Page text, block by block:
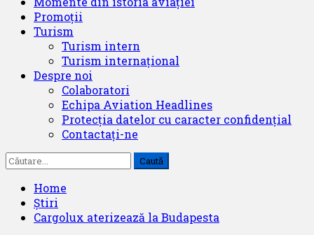
Promoții
Turism
Turism intern
Turism internațional
Despre noi
Colaboratori
Echipa Aviation Headlines
Protecția datelor cu caracter confidențial
Contactați-ne
Caută
după:
Home
Știri
Cargolux aterizează la Budapesta